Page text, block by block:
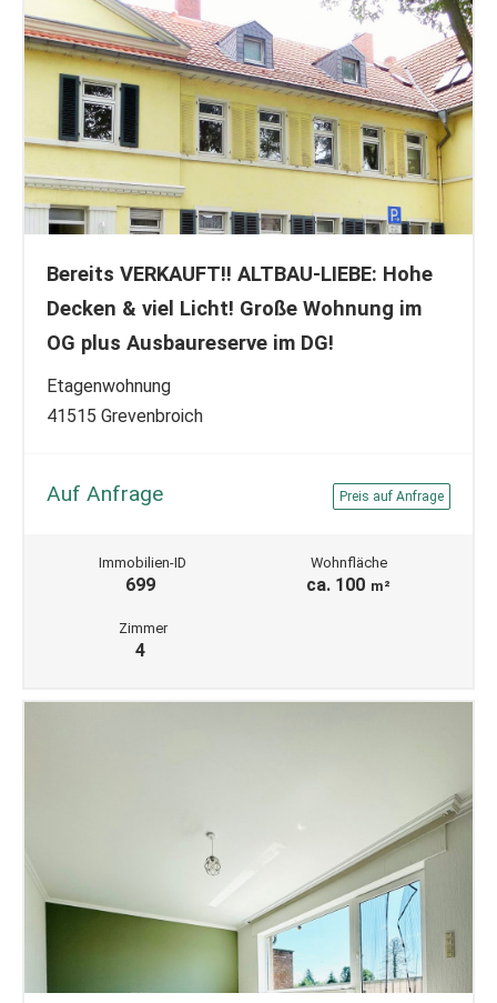
Bereits VERKAUFT!! ALTBAU-LIEBE: Hohe
Decken & viel Licht! Große Wohnung im
OG plus Ausbaureserve im DG!
Etagenwohnung
41515 Grevenbroich
Auf Anfrage Preis auf Anfrage
Immobilien-ID
699
Wohnfläche
ca. 100 m²
Zimmer
4